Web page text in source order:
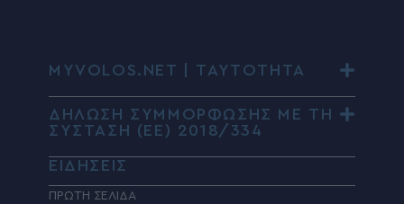
MYVOLOS.NET | ΤΑΥΤΟΤΗΤΑ
ΔΗΛΩΣΗ ΣΥΜΜΟΡΦΩΣΗΣ ΜΕ ΤΗ
ΣΥΣΤΑΣΗ (ΕΕ) 2018/334
ΕΙΔΗΣΕΙΣ
ΠΡΩΤΗ ΣΕΛΙΔΑ